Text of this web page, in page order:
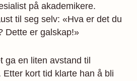
på akademikere.
til seg selv: «Hva er det du
Dette er galskap!»
ga en liten avstand til
Etter kort tid klarte han å bli